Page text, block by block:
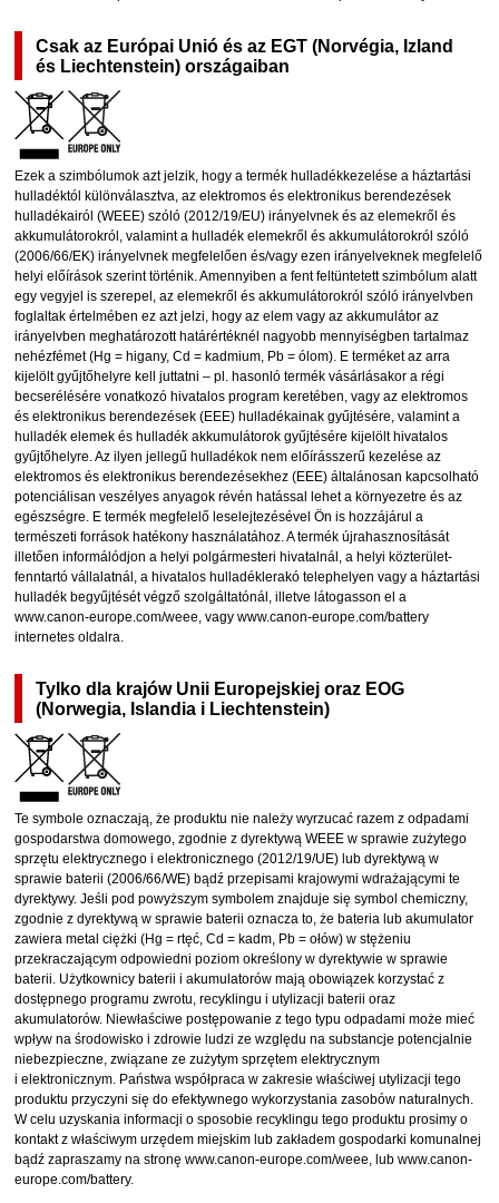
Csak az Európai Unió és az EGT (Norvégia, Izland
és Liechtenstein) országaiban
Ezek a szimbólumok azt jelzik, hogy a termék hulladékkezelése a háztartási
hulladéktól különválasztva, az elektromos és elektronikus berendezések
hulladékairól (WEEE) szóló (2012/19/EU) irányelvnek és az elemekről és
akkumulátorokról, valamint a hulladék elemekről és akkumulátorokról szóló
(2006/66/EK) irányelvnek megfelelően és/vagy ezen irányelveknek megfelelő
helyi előírások szerint történik. Amennyiben a fent feltüntetett szimbólum alatt
egy vegyjel is szerepel, az elemekről és akkumulátorokról szóló irányelvben
foglaltak értelmében ez azt jelzi, hogy az elem vagy az akkumulátor az
irányelvben meghatározott határértéknél nagyobb mennyiségben tartalmaz
nehézfémet (Hg = higany, Cd = kadmium, Pb = ólom). E terméket az arra
kijelölt gyűjtőhelyre kell juttatni – pl. hasonló termék vásárlásakor a régi
becserélésére vonatkozó hivatalos program keretében, vagy az elektromos
és elektronikus berendezések (EEE) hulladékainak gyűjtésére, valamint a
hulladék elemek és hulladék akkumulátorok gyűjtésére kijelölt hivatalos
gyűjtőhelyre. Az ilyen jellegű hulladékok nem előírásszerű kezelése az
elektromos és elektronikus berendezésekhez (EEE) általánosan kapcsolható
potenciálisan veszélyes anyagok révén hatással lehet a környezetre és az
egészségre. E termék megfelelő leselejtezésével Ön is hozzájárul a
természeti források hatékony használatához. A termék újrahasznosítását
illetően informálódjon a helyi polgármesteri hivatalnál, a helyi közterület-
fenntartó vállalatnál, a hivatalos hulladéklerakó telephelyen vagy a háztartási
hulladék begyűjtését végző szolgáltatónál, illetve látogasson el a
www.canon-europe.com/weee, vagy www.canon-europe.com/battery
internetes oldalra.
Tylko dla krajów Unii Europejskiej oraz EOG
(Norwegia, Islandia i Liechtenstein)
Te symbole oznaczają, że produktu nie należy wyrzucać razem z odpadami
gospodarstwa domowego, zgodnie z dyrektywą WEEE w sprawie zużytego
sprzętu elektrycznego i elektronicznego (2012/19/UE) lub dyrektywą w
sprawie baterii (2006/66/WE) bądź przepisami krajowymi wdrażającymi te
dyrektywy. Jeśli pod powyższym symbolem znajduje się symbol chemiczny,
zgodnie z dyrektywą w sprawie baterii oznacza to, że bateria lub akumulator
zawiera metal ciężki (Hg = rtęć, Cd = kadm, Pb = ołów) w stężeniu
przekraczającym odpowiedni poziom określony w dyrektywie w sprawie
baterii. Użytkownicy baterii i akumulatorów mają obowiązek korzystać z
dostępnego programu zwrotu, recyklingu i utylizacji baterii oraz
akumulatorów. Niewłaściwe postępowanie z tego typu odpadami może mieć
wpływ na środowisko i zdrowie ludzi ze względu na substancje potencjalnie
niebezpieczne, związane ze zużytym sprzętem elektrycznym
i elektronicznym. Państwa współpraca w zakresie właściwej utylizacji tego
produktu przyczyni się do efektywnego wykorzystania zasobów naturalnych.
W celu uzyskania informacji o sposobie recyklingu tego produktu prosimy o
kontakt z właściwym urzędem miejskim lub zakładem gospodarki komunalnej
bądź zapraszamy na stronę www.canon-europe.com/weee, lub www.canon-
europe.com/battery.